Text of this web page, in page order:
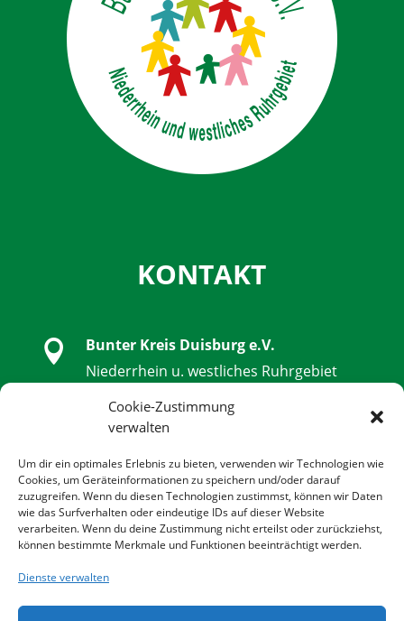
Cookie-Zustimmung
verwalten
Um dir ein optimales Erlebnis zu bieten, verwenden wir Technologien wie
Cookies, um Geräteinformationen zu speichern und/oder darauf
zuzugreifen. Wenn du diesen Technologien zustimmst, können wir Daten
wie das Surfverhalten oder eindeutige IDs auf dieser Website
verarbeiten. Wenn du deine Zustimmung nicht erteilst oder zurückziehst,
können bestimmte Merkmale und Funktionen beeinträchtigt werden.
Dienste verwalten
KONTAKT

Bunter Kreis Duisburg e.V.
Niederrhein u. westliches Ruhrgebiet
 0203 - 9 85 79 14 - 14
 info@bunter-kreis-duisburg.de